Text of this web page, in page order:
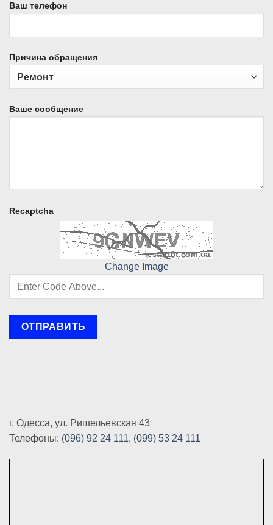
Ваш телефон
Причина обращения
Ваше сообщение
Recaptcha
Change Image
г. Одесса, ул. Ришельевская 43
Телефоны: (096) 92 24 111, (099) 53 24 111